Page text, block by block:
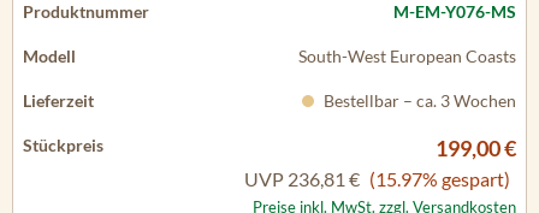
M-EM-Y076-MS
South-West European Coasts
Bestellbar – ca. 3 Wochen
199,00 €
UVP 236,81 € (15.97% gespart)
Preise inkl. MwSt. zzgl. Versandkosten